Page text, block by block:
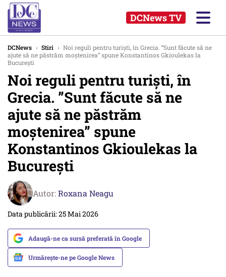
DCNews TV
DCNews › Stiri › Noi reguli pentru turiști, în Grecia. ”Sunt făcute să ne
ajute să ne păstrăm moştenirea” spune Konstantinos Gkioulekas la
București
Noi reguli pentru turiști, în
Grecia. ”Sunt făcute să ne
ajute să ne păstrăm
moştenirea” spune
Konstantinos Gkioulekas la
București
Autor:Roxana Neagu
Data publicării: 25 Mai 2026
Adaugă-ne ca sursă preferată în Google
Urmărește-ne pe Google News